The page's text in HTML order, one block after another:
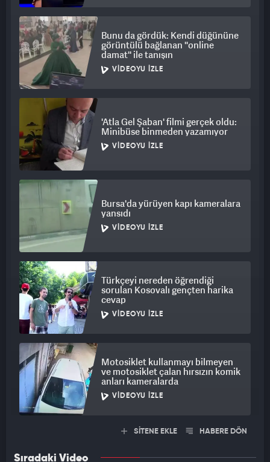
Bunu da gördük: Kendi düğününe
görüntülü bağlanan ''online
damat'' ile tanışın
VIDEOYU İZLE
'Atla Gel Şaban' filmi gerçek oldu:
Minibüse binmeden yazamıyor
VIDEOYU İZLE
Bursa'da yürüyen kapı kameralara
yansıdı
VIDEOYU İZLE
Türkçeyi nereden öğrendiği
sorulan Kosovalı gençten harika
cevap
VIDEOYU İZLE
Motosiklet kullanmayı bilmeyen
ve motosiklet çalan hırsızın komik
anları kameralarda
VIDEOYU İZLE
SİTENE EKLE HABERE DÖN
Sıradaki Video